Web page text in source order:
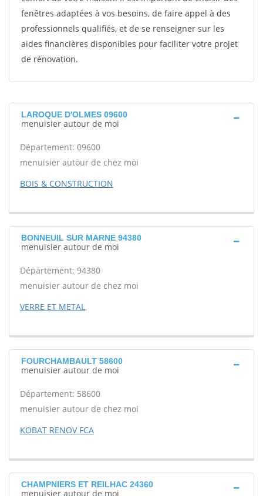
fenêtres adaptées à vos besoins, de faire appel à des
professionnels qualifiés, et de se renseigner sur les
aides financières disponibles pour faciliter votre projet
de rénovation.
LAROQUE D'OLMES 09600
menuisier autour de moi
Département: 09600
menuisier autour de chez moi
BOIS & CONSTRUCTION
BONNEUIL SUR MARNE 94380
menuisier autour de moi
Département: 94380
menuisier autour de chez moi
VERRE ET METAL
FOURCHAMBAULT 58600
menuisier autour de moi
Département: 58600
menuisier autour de chez moi
KOBAT RENOV FCA
CHAMPNIERS ET REILHAC 24360
menuisier autour de moi